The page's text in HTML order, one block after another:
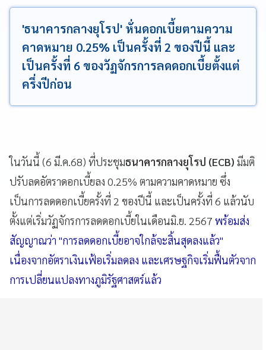
'ธนาคารกลางยุโรป' หั่นดอกเบี้ยตามความ
คาดหมาย 0.25% เป็นครั้งที่ 2 ของปีนี้ และ
เป็นครั้งที่ 6 ของวัฏจักรการลดดอกเบี้ยตั้งแต่
ครึ่งปีก่อน
ในวันนี้ (6 มี.ค.68) ที่ประชุมธนาคารกลางยุโรป (ECB) มีมติ
ปรับลดอัตราดอกเบี้ยลง 0.25% ตามความคาดหมาย ซึ่ง
เป็นการลดดอกเบี้ยครั้งที่ 2 ของปีนี้ และเป็นครั้งที่ 6 แล้วนับ
ตั้งแต่เริ่มวัฏจักรการลดดอกเบี้ยในเดือนมิ.ย. 2567 พร้อมส่ง
สัญญาณว่า "การลดดอกเบี้ยอาจใกล้จะสิ้นสุดลงแล้ว"
เนื่องจากอัตราเงินเฟ้อเริ่มลดลง และเศรษฐกิจเริ่มฟื้นตัวจาก
การเปลี่ยนแปลงทางภูมิรัฐศาสตร์แล้ว